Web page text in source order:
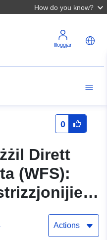
How do you know?
Illoggjar
0
Dirett
(WFS):
Actions